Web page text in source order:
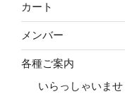
カート
メンバー
各種ご案内
いらっしゃいませ